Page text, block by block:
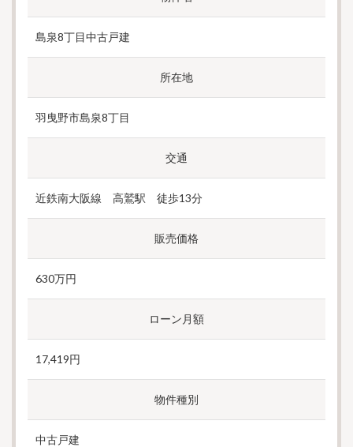
島泉8丁目中古戸建
所在地
羽曳野市島泉8丁目
交通
近鉄南大阪線 高鷲駅 徒歩13分
販売価格
630万円
ローン月額
17,419円
物件種別
中古戸建